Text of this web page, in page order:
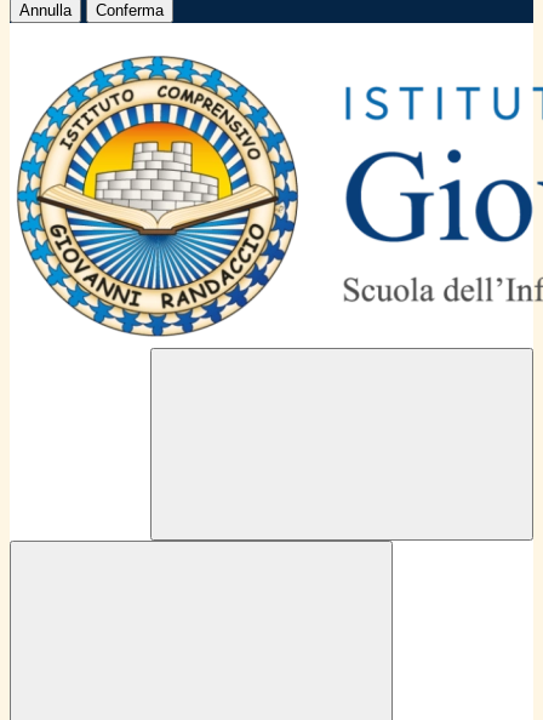
Annulla Conferma